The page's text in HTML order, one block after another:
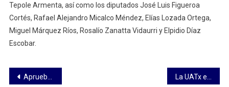
Tepole Armenta, así como los diputados José Luis Figueroa
Cortés, Rafael Alejandro Micalco Méndez, Elías Lozada Ortega,
Miguel Márquez Ríos, Rosalío Zanatta Vidaurri y Elpidio Díaz
Escobar.
Navegación
Aprueba Congreso convocatoria 2026 para la Presea Desiderio Hernández Xochitiotzin